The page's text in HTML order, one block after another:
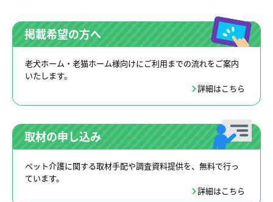
掲載希望の方へ
老犬ホーム・老猫ホーム様向けにご利用までの流れをご案内
いたします。
詳細はこちら
取材の申し込み
ペット介護に関する取材手配や調査資料提供を、無料で行っ
ています。
詳細はこちら